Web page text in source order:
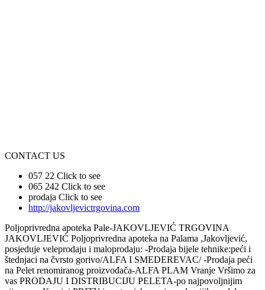
CONTACT US
057 22 Click to see
065 242 Click to see
prodaja Click to see
http://jakovljevictrgovina.com
Poljoprivredna apoteka Pale-JAKOVLJEVIĆ TRGOVINA
JAKOVLJEVIĆ Poljoprivredna apoteka na Palama ,Jakovljević,
posjeduje veleprodaju i maloprodaju: -Prodaja bijele tehnike:peći i
štednjaci na čvrsto gorivo/ALFA I SMEDEREVAC/ -Prodaja peći
na Pelet renomiranog proizvođača-ALFA PLAM Vranje Vršimo za
vas PRODAJU I DISTRIBUCIJU PELETA-po najpovoljnijim